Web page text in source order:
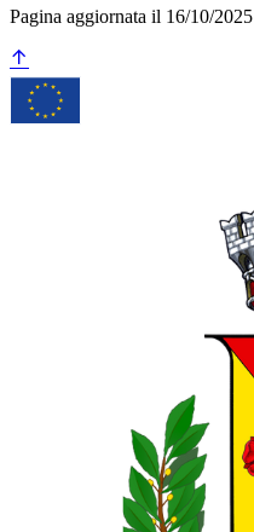
Pagina aggiornata il 16/10/2025